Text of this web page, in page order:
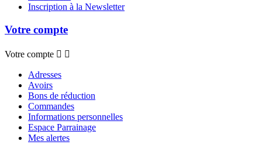
Inscription à la Newsletter
Votre compte
Votre compte  
Adresses
Avoirs
Bons de réduction
Commandes
Informations personnelles
Espace Parrainage
Mes alertes